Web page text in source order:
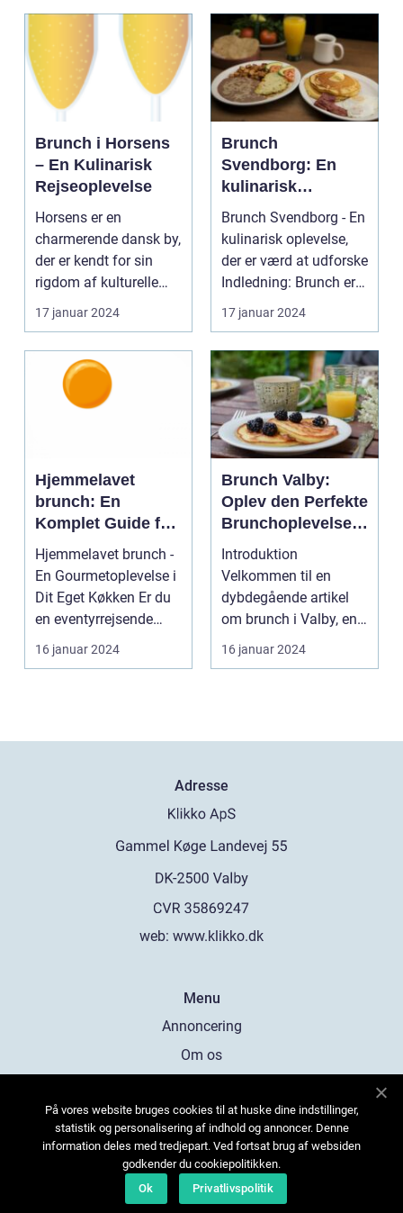
Brunch i Horsens
– En Kulinarisk
Rejseoplevelse
Horsens er en
charmerende dansk by,
der er kendt for sin
rigdom af kulturelle
tilbud og naturskønne
17 januar 2024
Brunch
Svendborg: En
kulinarisk
oplevelse for
eventyrrejsende
og backpackere
Brunch Svendborg - En
kulinarisk oplevelse,
der er værd at udforske
Indledning: Brunch er
en populæ...
17 januar 2024
Hjemmelavet
brunch: En
Komplet Guide for
Eventyrrejsende
og Backpackere
Hjemmelavet brunch -
En Gourmetoplevelse i
Dit Eget Køkken Er du
en eventyrrejsende
eller en backpa...
16 januar 2024
Brunch Valby:
Oplev den Perfekte
Brunchoplevelse i
Vesterbro
Introduktion
Velkommen til en
dybdegående artikel
om brunch i Valby, en
populær og trendy
bydel i Kø...
16 januar 2024
Adresse
web: www.klikko.dk
Menu
Annoncering
Om os
Kontakt os
Sitemap
På vores website bruges cookies til at huske dine indstillinger,
statistik og personalisering af indhold og annoncer. Denne
information deles med tredjepart. Ved fortsat brug af websiden
godkender du cookiepolitikken.
Ok
Privatlivspolitik